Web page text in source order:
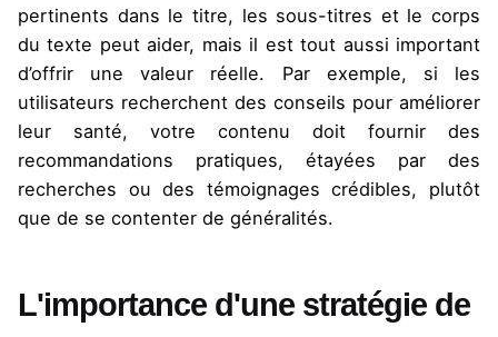
pertinents dans le titre, les sous-titres et le corps
du texte peut aider, mais il est tout aussi important
d’offrir une valeur réelle. Par exemple, si les
utilisateurs recherchent des conseils pour améliorer
leur santé, votre contenu doit fournir des
recommandations pratiques, étayées par des
recherches ou des témoignages crédibles, plutôt
que de se contenter de généralités.
L'importance d'une stratégie de